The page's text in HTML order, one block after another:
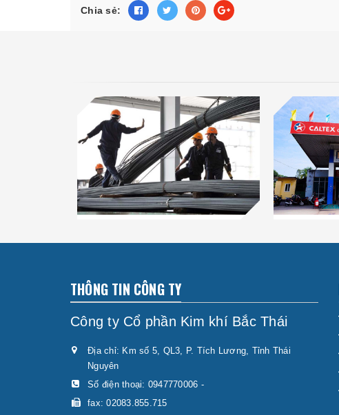
Chia sẻ:
THÔNG TIN CÔNG TY
Công ty Cổ phần Kim khí Bắc Thái
Địa chỉ: Km số 5, QL3, P. Tích Lương, Tỉnh Thái
Nguyên
Số điện thoại: 0947770006 -
fax: 02083.855.715